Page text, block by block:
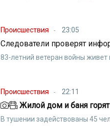
Происшествия 23:05
Следователи проверят
83-летний ветеран войны
Происшествия 22:11
Жилой дом и баня
В тушении задействованы 45